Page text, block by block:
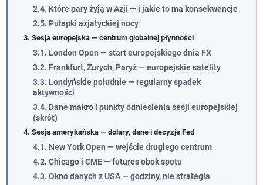
2.4. Które pary żyją w Azji — i jakie to ma konsekwencje
2.5. Pułapki azjatyckiej nocy
3. Sesja europejska — centrum globalnej płynności
3.1. London Open — start europejskiego dnia FX
3.2. Frankfurt, Zurych, Paryż — europejskie satelity
3.3. Londyńskie południe — regularny spadek
aktywności
3.4. Dane makro i punkty odniesienia sesji europejskiej
(skrót)
4. Sesja amerykańska — dolary, dane i decyzje Fed
4.1. New York Open — wejście drugiego centrum
4.2. Chicago i CME — futures obok spotu
4.3. Okno danych z USA — godziny, nie strategia